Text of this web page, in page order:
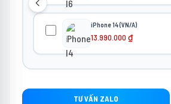
iPhone 14 (VN/A)
13.990.000 ₫
TƯ VẤN ZALO